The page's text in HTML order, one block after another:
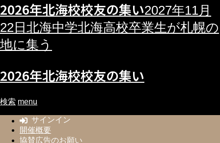
2026年北海校校友の集い2027年11月
22日北海中学北海高校卒業生が札幌の
地に集う
2026年北海校校友の集い
検索 menu
サインイン
開催概要
協賛広告のお願い